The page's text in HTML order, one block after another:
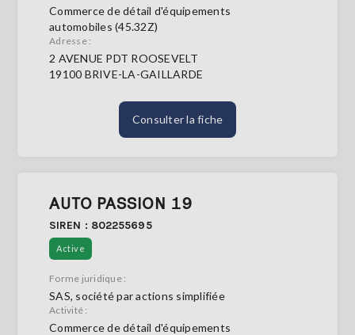
Commerce de détail d'équipements
automobiles (45.32Z)
Adresse :
2 AVENUE PDT ROOSEVELT
19100 BRIVE-LA-GAILLARDE
Consulter la fiche
AUTO PASSION 19
SIREN : 802255695
Active
Forme juridique :
SAS, société par actions simplifiée
Activité :
Commerce de détail d'équipements